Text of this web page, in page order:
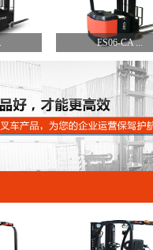
ES06-CA ...